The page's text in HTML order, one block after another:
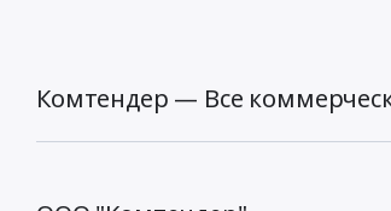
Комтендер — Все